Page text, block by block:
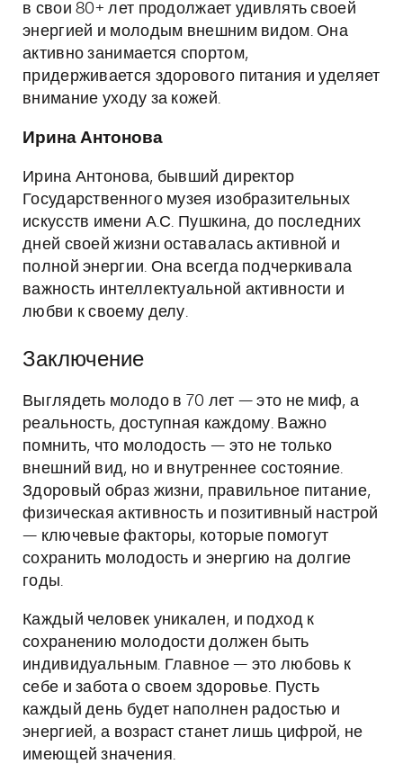
в свои 80+ лет продолжает удивлять своей
энергией и молодым внешним видом. Она
активно занимается спортом,
придерживается здорового питания и уделяет
внимание уходу за кожей.
Ирина Антонова
Ирина Антонова, бывший директор
Государственного музея изобразительных
искусств имени А.С. Пушкина, до последних
дней своей жизни оставалась активной и
полной энергии. Она всегда подчеркивала
важность интеллектуальной активности и
любви к своему делу.
Заключение
Выглядеть молодо в 70 лет — это не миф, а
реальность, доступная каждому. Важно
помнить, что молодость — это не только
внешний вид, но и внутреннее состояние.
Здоровый образ жизни, правильное питание,
физическая активность и позитивный настрой
— ключевые факторы, которые помогут
сохранить молодость и энергию на долгие
годы.
Каждый человек уникален, и подход к
сохранению молодости должен быть
индивидуальным. Главное — это любовь к
себе и забота о своем здоровье. Пусть
каждый день будет наполнен радостью и
энергией, а возраст станет лишь цифрой, не
имеющей значения.